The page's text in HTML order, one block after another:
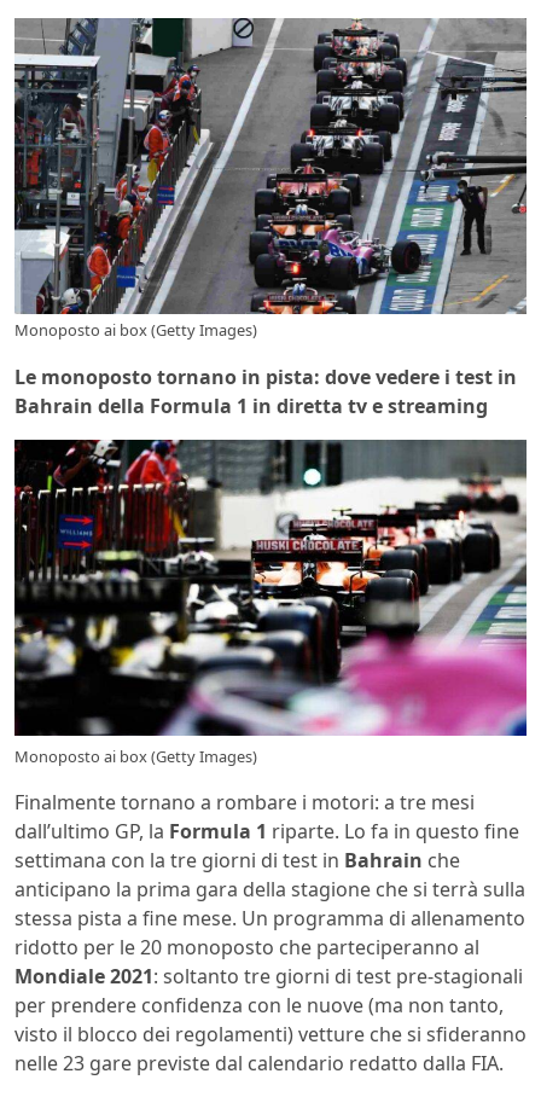
Monoposto ai box (Getty Images)
Le monoposto tornano in pista: dove vedere i test in
Bahrain della Formula 1 in diretta tv e streaming
Monoposto ai box (Getty Images)
Finalmente tornano a rombare i motori: a tre mesi
dall’ultimo GP, la Formula 1 riparte. Lo fa in questo fine
settimana con la tre giorni di test in Bahrain che
anticipano la prima gara della stagione che si terrà sulla
stessa pista a fine mese. Un programma di allenamento
ridotto per le 20 monoposto che parteciperanno al
Mondiale 2021: soltanto tre giorni di test pre-stagionali
per prendere confidenza con le nuove (ma non tanto,
visto il blocco dei regolamenti) vetture che si sfideranno
nelle 23 gare previste dal calendario redatto dalla FIA.